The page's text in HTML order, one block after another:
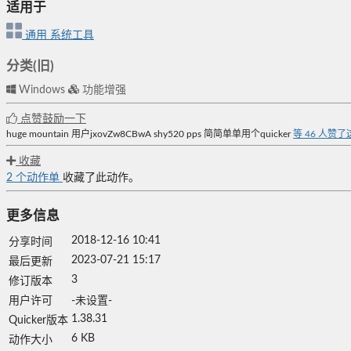
适用于
通用 系统工具
分类(旧)
Windows 功能增强
点赞鼓励一下
huge mountain 用户jxovZw8CBwA shy520 pps 简简单单用个quicker 等 46 人赞了
收藏
2 个动作单 收藏了此动作。
更多信息
分享时间
2018-12-16 10:41
最后更新
2023-07-21 15:17
修订版本
3
用户许可
-未设置-
Quicker版本 1.38.31
动作大小
6 KB